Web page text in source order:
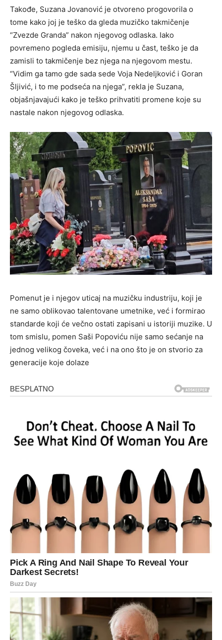
Takođe, Suzana Jovanović je otvoreno progovorila o
tome kako joj je teško da gleda muzičko takmičenje
“Zvezde Granda” nakon njegovog odlaska. Iako
povremeno pogleda emisiju, njemu u čast, teško je da
zamisli to takmičenje bez njega na njegovom mestu.
“Vidim ga tamo gde sada sede Voja Nedeljković i Goran
Šljivić, i to me podseća na njega”, rekla je Suzana,
objašnjavajući kako je teško prihvatiti promene koje su
nastale nakon njegovog odlaska.
Pomenut je i njegov uticaj na muzičku industriju, koji je
ne samo oblikovao talentovane umetnike, već i formirao
standarde koji će večno ostati zapisani u istoriji muzike. U
tom smislu, pomen Saši Popoviću nije samo sećanje na
jednog velikog čoveka, već i na ono što je on stvorio za
generacije koje dolaze